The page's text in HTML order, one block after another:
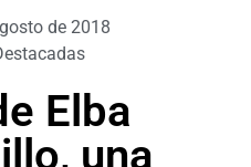
de 2018
Elba
una